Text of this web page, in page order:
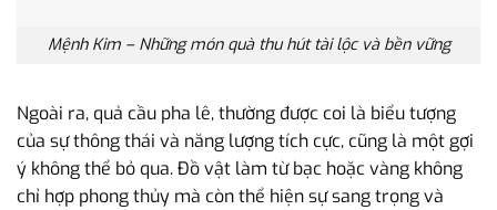
Mệnh Kim – Những món quà thu hút tài lộc và bền vững
Ngoài ra, quả cầu pha lê, thường được coi là biểu tượng
của sự thông thái và năng lượng tích cực, cũng là một gợi
ý không thể bỏ qua. Đồ vật làm từ bạc hoặc vàng không
chỉ hợp phong thủy mà còn thể hiện sự sang trọng và